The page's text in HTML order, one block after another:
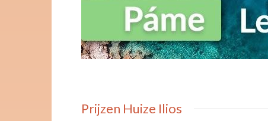
Prijzen Huize Ilios